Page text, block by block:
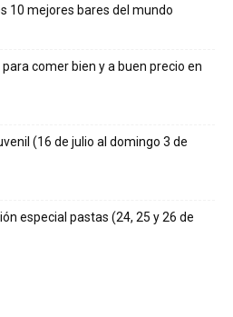
10 mejores bares del mundo
comer bien y a buen precio en
(16 de julio al domingo 3 de
especial pastas (24, 25 y 26 de